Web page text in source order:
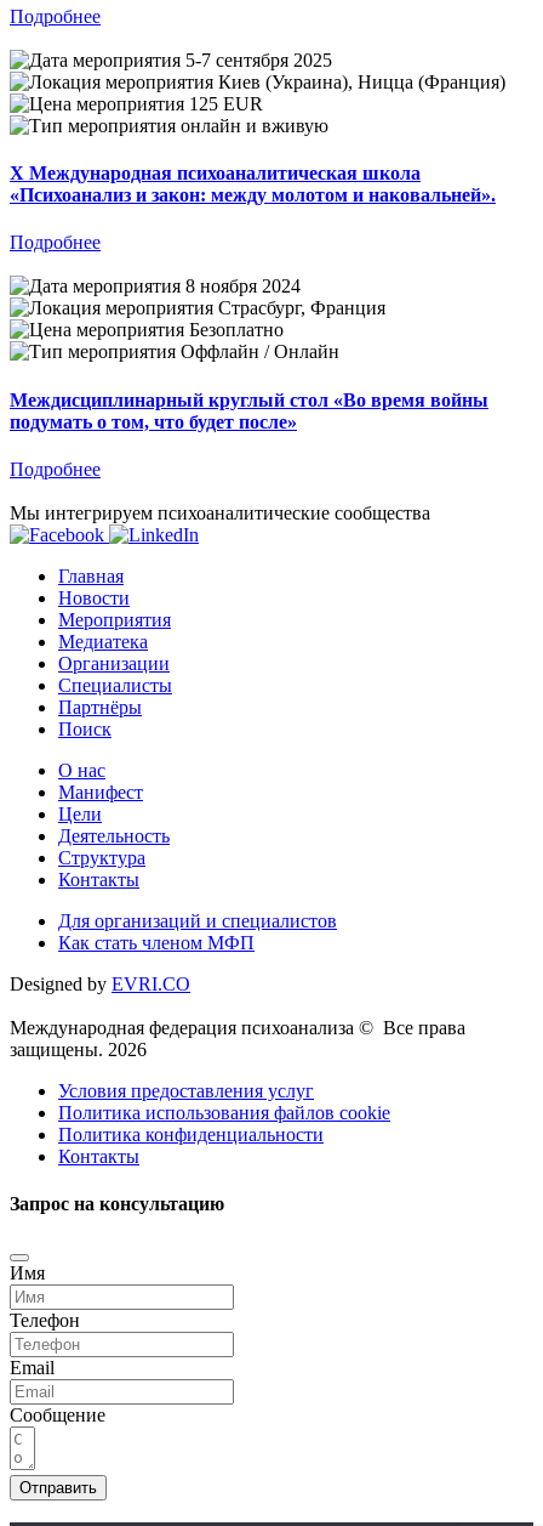
Подробнее
5-7 сентября 2025
Киев (Украина), Ницца (Франция)
125 EUR
онлайн и вживую
X Международная психоаналитическая школа
«Психоанализ и закон: между молотом и наковальней».
Подробнее
8 ноября 2024
Страсбург, Франция
Безоплатно
Оффлайн / Онлайн
Междисциплинарный круглый стол «Во время войны
подумать о том, что будет после»
Подробнее
Мы интегрируем психоаналитические сообщества
Главная
Новости
Мероприятия
Медиатека
Организации
Специалисты
Партнёры
Поиск
О нас
Манифест
Цели
Деятельность
Структура
Контакты
Для организаций и специалистов
Как стать членом МФП
Designed by EVRI.CO
Международная федерация психоанализа © Все права
защищены. 2026
Условия предоставления услуг
Политика использования файлов cookie
Политика конфиденциальности
Контакты
Запрос на консультацию
Имя
Телефон
Email
Сообщение
Отправить